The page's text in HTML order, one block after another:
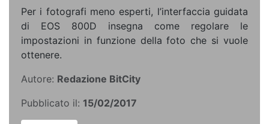
Per i fotografi meno esperti, l’interfaccia guidata
di EOS 800D insegna come regolare le
impostazioni in funzione della foto che si vuole
ottenere.
Autore: Redazione BitCity
Pubblicato il: 15/02/2017